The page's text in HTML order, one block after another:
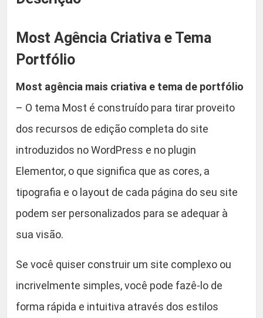
$
5
9
9
0
0
i
a
e
m
a
o
r
t
ó
i
o
Most Agência Criativa e Tema
Portfólio
Most agência mais criativa e tema de portfólio
– O tema Most é construído para tirar proveito
dos recursos de edição completa do site
introduzidos no WordPress e no plugin
Elementor, o que significa que as cores, a
tipografia e o layout de cada página do seu site
podem ser personalizados para se adequar à
sua visão.
Se você quiser construir um site complexo ou
incrivelmente simples, você pode fazê-lo de
forma rápida e intuitiva através dos estilos